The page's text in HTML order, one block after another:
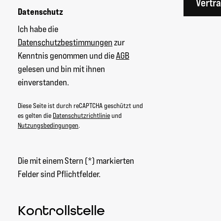
Datenschutz
Ich habe die
Datenschutzbestimmungenzur
Kenntnis genommen und dieAGB
gelesen und bin mit ihnen
einverstanden.
Diese Seite ist durch reCAPTCHA geschützt und
es gelten die Datenschutzrichtlinieund
Nutzungsbedingungen.
Die mit einem Stern (*) markierten
Felder sind Pflichtfelder.
Kontrollstelle